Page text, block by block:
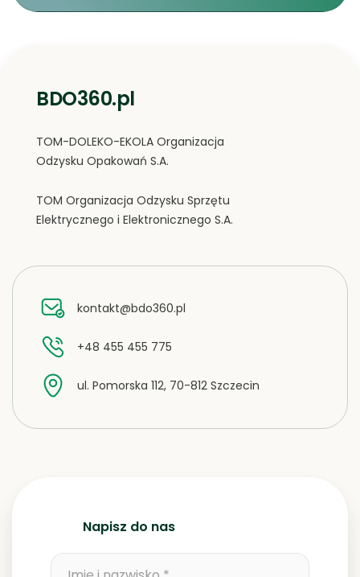
Napisz do nas
BDO360.pl
TOM-DOLEKO-EKOLA Organizacja
Odzysku Opakowań S.A.
TOM Organizacja Odzysku Sprzętu
Elektrycznego i Elektronicznego S.A.
kontakt@bdo360.pl
+48 455 455 775
ul. Pomorska 112, 70-812 Szczecin